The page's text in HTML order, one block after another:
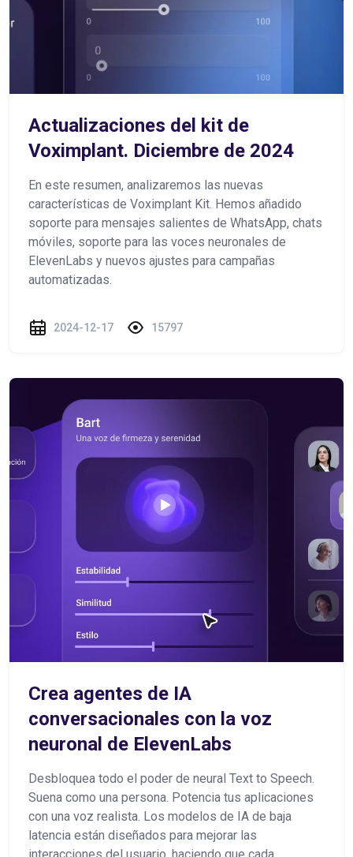
Actualizaciones del kit de
Voximplant. Diciembre de 2024
En este resumen, analizaremos las nuevas
características de Voximplant Kit. Hemos añadido
soporte para mensajes salientes de WhatsApp, chats
móviles, soporte para las voces neuronales de
ElevenLabs y nuevos ajustes para campañas
automatizadas.
2024-12-17 15797
Crea agentes de IA
conversacionales con la voz
neuronal de ElevenLabs
Desbloquea todo el poder de neural Text to Speech.
Suena como una persona. Potencia tus aplicaciones
con una voz realista. Los modelos de IA de baja
latencia están diseñados para mejorar las